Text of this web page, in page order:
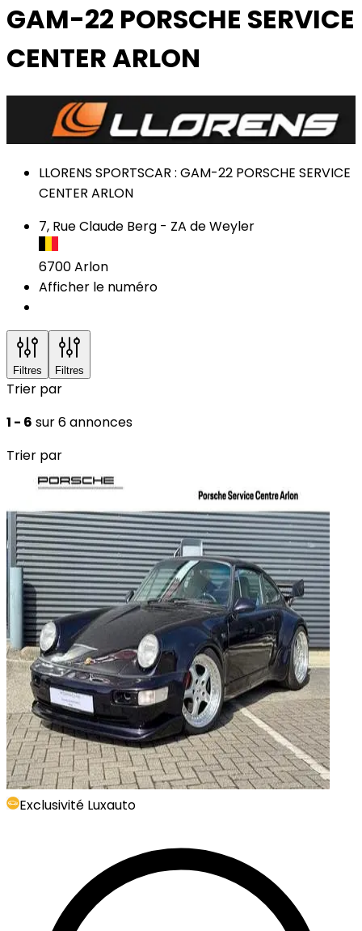
GAM-22 PORSCHE SERVICE
CENTER ARLON
LLORENS SPORTSCAR : GAM-22 PORSCHE SERVICE
CENTER ARLON
7, Rue Claude Berg - ZA de Weyler
6700Arlon
Afficher le numéro
Filtres Filtres
Trier par
1 - 6 sur 6 annonces
Trier par
Exclusivité Luxauto